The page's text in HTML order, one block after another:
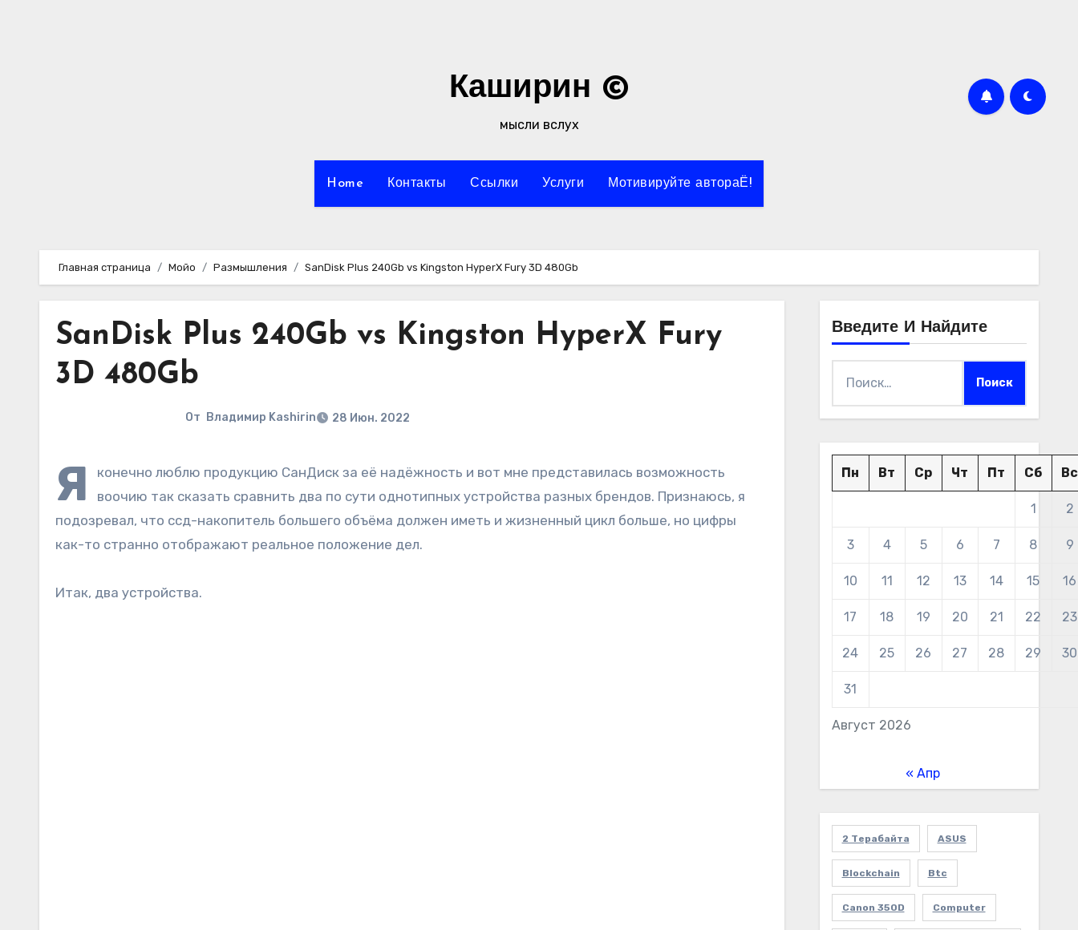
Каширин ©
мысли вслух
Home Контакты Ссылки Услуги Мотивируйте автораЁ!
Главная страница Мойо Размышления SanDisk Plus 240Gb vs Kingston HyperX Fury 3D 480Gb
SanDisk Plus 240Gb vs Kingston HyperX Fury
3D 480Gb
От Владимир Kashirin 28 Июн. 2022
Я
конечно люблю продукцию СанДиск за её надёжность и вот мне представилась возможность
воочию так сказать сравнить два по сути однотипных устройства разных брендов. Признаюсь, я
подозревал, что ссд-накопитель большего объёма должен иметь и жизненный цикл больше, но цифры
как-то странно отображают реальное положение дел.
Итак, два устройства.
Введите И Найдите
Август 2026
Пн Вт Ср Чт Пт Сб Вс
1 2
3 4 5 6 7 8 9
10 11 12 13 14 15 16
17 18 19 20 21 22 23
24 25 26 27 28 29 30
31
« Апр
2 Терабайта ASUS
Blockchain Btc
Canon 350D Computer